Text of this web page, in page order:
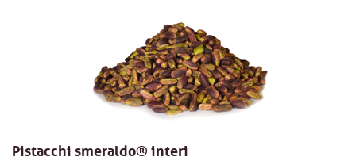
Pistacchi smeraldo® interi